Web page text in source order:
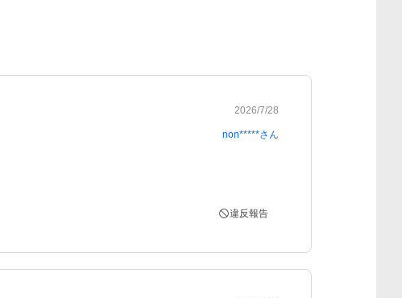
2026/7/28
non*****さん
違反報告